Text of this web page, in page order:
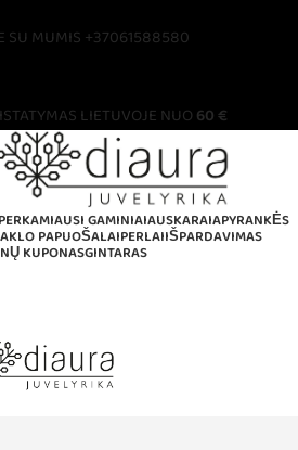
SU MUMIS+37061588580
LIETUVOJE NUO 60 €
PERKAMIAUSI GAMINIAIAUSKARAIAPYRANKĖS
PAPUOŠALAIPERLAIIŠPARDAVIMAS
KUPONASGINTARAS